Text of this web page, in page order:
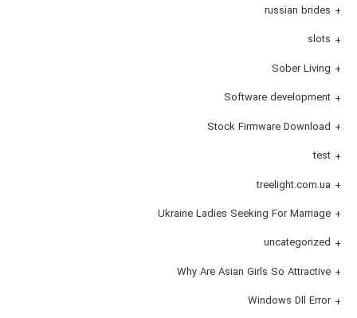
russian brides
slots
Sober Living
Software development
Stock Firmware Download
test
treelight.com.ua
Ukraine Ladies Seeking For Marriage
uncategorized
Why Are Asian Girls So Attractive
Windows Dll Error